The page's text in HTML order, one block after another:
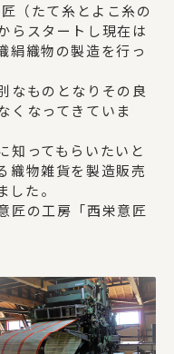
（たて糸とよこ糸の
らスタートし現在は
絹織物の製造を行っ
なものとなりその良
くなってきていま
知ってもらいたいと
織物雑貨を製造販売
た。
匠の工房「西栄意匠